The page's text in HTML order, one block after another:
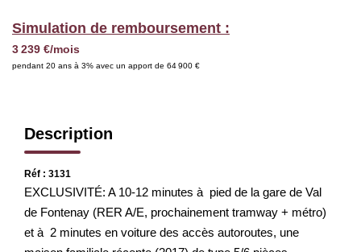
Espace Bailleur
Espace Locataire
Simulation de remboursement :
3 239 €/mois
pendant 20 ans à 3% avec un apport de 64 900 €
Description
Réf : 3131
EXCLUSIVITÉ: A 10-12 minutes à pied de la gare de Val de
Fontenay (RER A/E, prochainement tramway + métro) et à
2 minutes en voiture des accès autoroutes, une maison